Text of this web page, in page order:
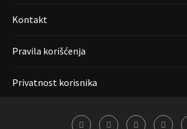
Kontakt
Pravila korišćenja
Privatnost korisnika